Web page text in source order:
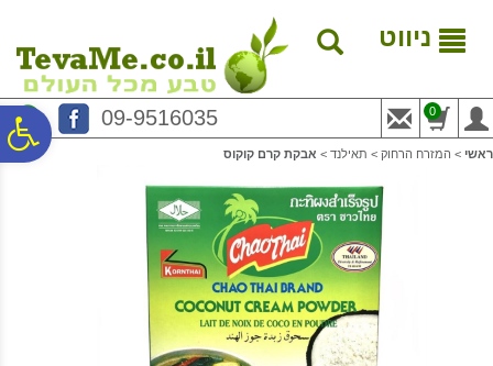
נגישות
המרכזי
ניווט
09-9516035 0
ראשי > המזרח הרחוק > תאילנד > אבקת קרם קוקוס